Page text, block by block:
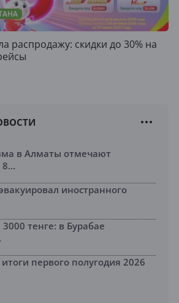
распродажу: скидки до 30% на
в Алматы отмечают
иностранного
тенге: в Бурабае
первого полугодия 2026